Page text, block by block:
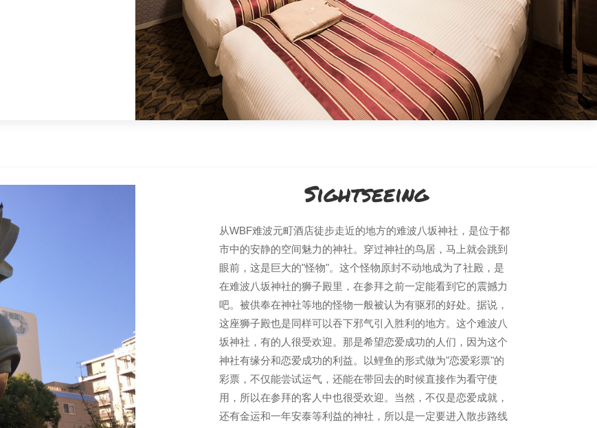
Sightseeing
从WBF难波元町酒店徒步走近的地方的难波八坂神社，是位于都
市中的安静的空间魅力的神社。穿过神社的鸟居，马上就会跳到
眼前，这是巨大的"怪物"。这个怪物原封不动地成为了社殿，是
在难波八坂神社的狮子殿里，在参拜之前一定能看到它的震撼力
吧。被供奉在神社等地的怪物一般被认为有驱邪的好处。据说，
这座狮子殿也是同样可以吞下邪气引入胜利的地方。这个难波八
坂神社，有的人很受欢迎。那是希望恋爱成功的人们，因为这个
神社有缘分和恋爱成功的利益。以鲤鱼的形式做为"恋爱彩票"的
彩票，不仅能尝试运气，还能在带回去的时候直接作为看守使
用，所以在参拜的客人中也很受欢迎。当然，不仅是恋爱成就，
还有金运和一年安泰等利益的神社，所以是一定要进入散步路线